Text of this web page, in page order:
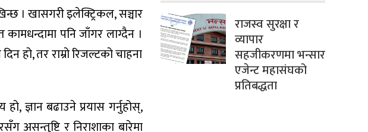
। खासगरी इलेक्ट्रिकल, सञ्चार
पनि जाँगर लाग्दैन ।
हो, तर राम्रो रिजल्टको चाहना
ज्ञान बढाउने प्रयास गर्नुहोस्,
असन्तुष्टि र निराशाका बारेमा
राजस्व सुरक्षा र
व्यापार
सहजीकरणमा भन्सार
एजेन्ट महासंघको
प्रतिबद्धता